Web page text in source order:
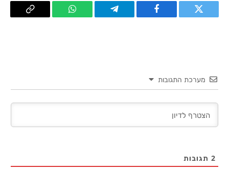
טוויטר פייסבוק Telegram
WhatsApp העתק
מערכת התגובות
2 תגובות